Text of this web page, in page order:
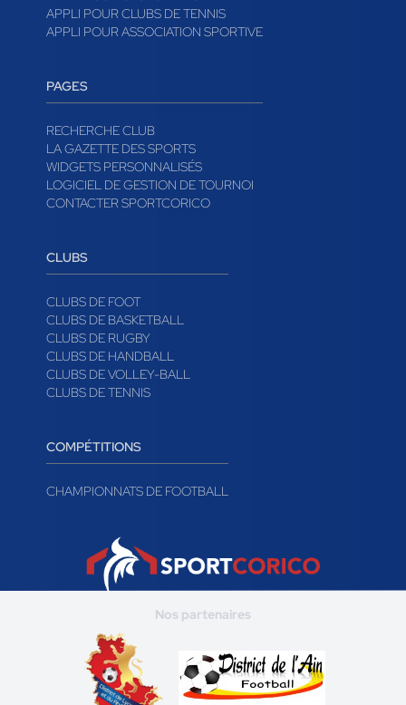
APPLI POUR CLUBS DE TENNIS
APPLI POUR ASSOCIATION SPORTIVE
PAGES
RECHERCHE CLUB
LA GAZETTE DES SPORTS
WIDGETS PERSONNALISÉS
LOGICIEL DE GESTION DE TOURNOI
CONTACTER SPORTCORICO
CLUBS
CLUBS DE FOOT
CLUBS DE BASKETBALL
CLUBS DE RUGBY
CLUBS DE HANDBALL
CLUBS DE VOLLEY-BALL
CLUBS DE TENNIS
COMPÉTITIONS
CHAMPIONNATS DE FOOTBALL
Nos partenaires